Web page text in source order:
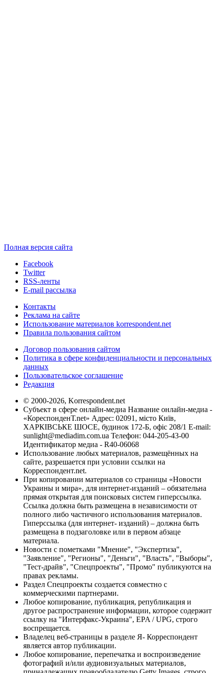
Полная версия сайта
Facebook
Twitter
RSS-ленты
E-mail рассылка
Контакты
Реклама на сайте
Использование материалов korrespondent.net
Правила пользования сайтом
Договор пользования сайтом
Политика в сфере конфиденциальности и персональных
данных
Пользовательское соглашение
Редакция
© 2000-2026, Korrespondent.net
Субъект в сфере онлайн-медиа Название онлайн-медиа -
«КореспонденТ.net» Адрес: 02091, місто Київ,
ХАРКІВСЬКЕ ШОСЕ, будинок 172-Б, офіс 208/1 E-mail:
sunlight@mediadim.com.ua Телефон: 044-205-43-00
Идентификатор медиа - R40-06068
Использование любых материалов, размещённых на
сайте, разрешается при условии ссылки на
Корреспондент.net.
При копировании материалов со страницы «Новости
Украины и мира», для интернет-изданий – обязательна
прямая открытая для поисковых систем гиперссылка.
Ссылка должна быть размещена в независимости от
полного либо частичного использования материалов.
Гиперссылка (для интернет- изданий) – должна быть
размещена в подзаголовке или в первом абзаце
материала.
Новости с пометками "Мнение", "Экспертиза",
"Заявление", "Регионы", "Деньги", "Власть", "Выборы",
"Тест-драйв", "Спецпроекты", "Промо" публикуются на
правах рекламы.
Раздел Спецпроекты создается совместно с
коммерческими партнерами.
Любое копирование, публикация, републикация и
другое распространение информации, которое содержит
ссылку на "Интерфакс-Украина", EPA / UPG, строго
воспрещается.
Владелец веб-страницы в разделе Я- Корреспондент
является автор публикации.
Любое копирование, перепечатка и воспроизведение
фотографий и/или аудиовизуальных материалов,